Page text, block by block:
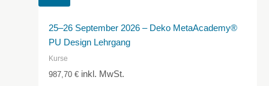
25–26 September 2026 – Deko MetaAcademy®
PU Design Lehrgang
Kurse
987,70€ inkl. MwSt.